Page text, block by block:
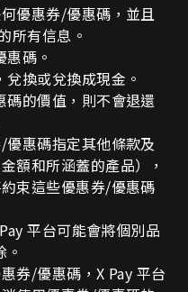
優惠券/優惠碼，並且
所有信息。
惠碼。
換或兌換成現金。
碼的價值，則不會退還
/優惠碼指定其他條款及
額和所涵蓋的產品），
束這些優惠券/優惠碼
平台可能會將個別品
券/優惠碼，X Pay 平台